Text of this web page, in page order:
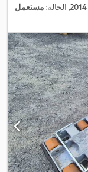
2014, الحالة: مستعمل